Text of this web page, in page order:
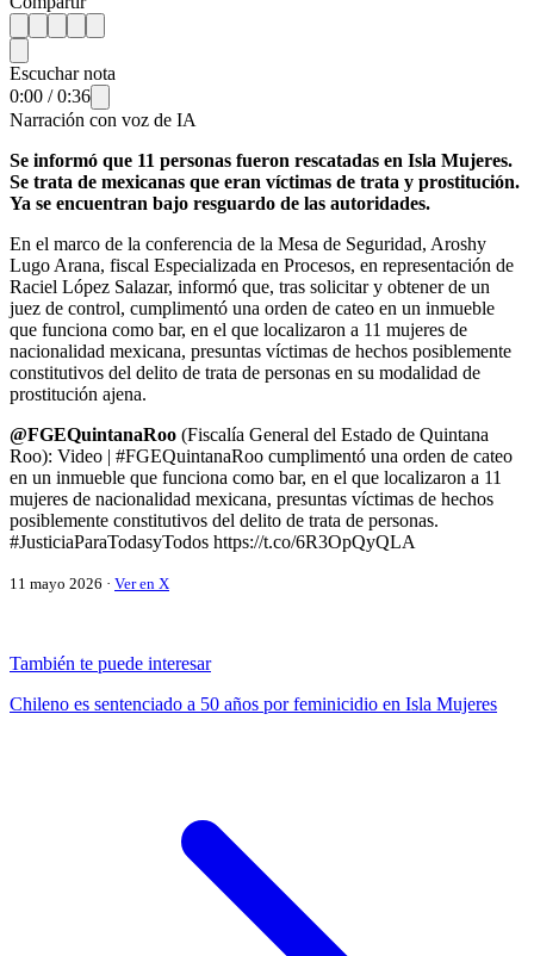
Escuchar nota
0:00 /0:36
Narración con voz de IA
Se informó que 11 personas fueron rescatadas en Isla Mujeres.
Se trata de mexicanas que eran víctimas de trata y prostitución.
Ya se encuentran bajo resguardo de las autoridades.
En el marco de la conferencia de la Mesa de Seguridad, Aroshy
Lugo Arana, fiscal Especializada en Procesos, en representación de
Raciel López Salazar, informó que, tras solicitar y obtener de un
juez de control, cumplimentó una orden de cateo en un inmueble
que funciona como bar, en el que localizaron a 11 mujeres de
nacionalidad mexicana, presuntas víctimas de hechos posiblemente
constitutivos del delito de trata de personas en su modalidad de
prostitución ajena.
@FGEQuintanaRoo (Fiscalía General del Estado de Quintana
Roo): Video | #FGEQuintanaRoo cumplimentó una orden de cateo
en un inmueble que funciona como bar, en el que localizaron a 11
mujeres de nacionalidad mexicana, presuntas víctimas de hechos
posiblemente constitutivos del delito de trata de personas.
#JusticiaParaTodasyTodos https://t.co/6R3OpQyQLA
11 mayo 2026 · Ver en X
También te puede interesar
Chileno es sentenciado a 50 años por feminicidio en Isla Mujeres